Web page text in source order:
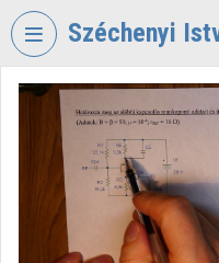
Skip header
Széchenyi
SZÉCHENYI
ISTVÁN
UNIVERSITY
Organization home